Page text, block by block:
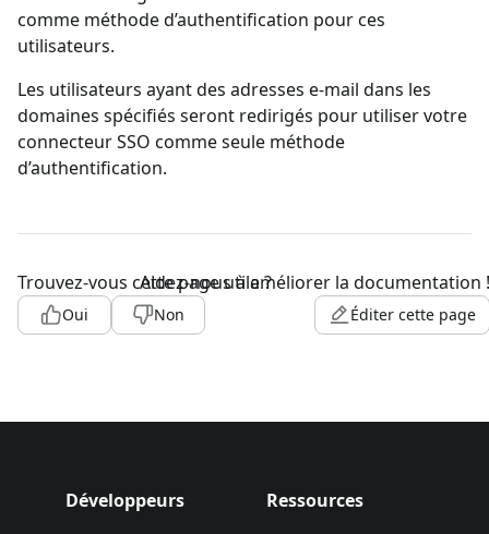
comme méthode d’authentification pour ces
utilisateurs.
Les utilisateurs ayant des adresses e-mail dans les
domaines spécifiés seront redirigés pour utiliser votre
connecteur SSO comme seule méthode
d’authentification.
Trouvez-vous cette page utile ?
Oui Non
Aidez-nous à améliorer la documentation !
Éditer cette page
Développeurs Ressources